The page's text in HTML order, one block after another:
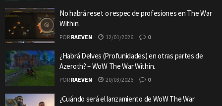
No habrá reset o respec de profesiones en The War
Within.
POR RAEVEN 12/01/2026 0
¿Habrá Delves (Profunidades) en otras partes de
Azeroth? – WoW The War Within.
POR RAEVEN 20/03/2026 0
¿Cuándo será el lanzamiento de WoW The War